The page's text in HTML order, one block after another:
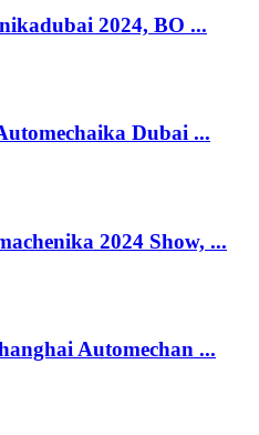
2024, BO ...
Dubai ...
2024 Show, ...
Automechan ...